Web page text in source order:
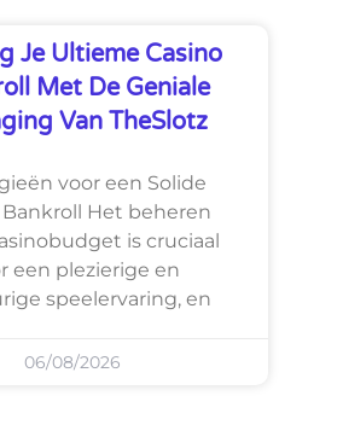
Je Ultieme Casino
Met De Geniale
Van TheSlotz
voor een Solide
Bankroll Het beheren
is cruciaal
een plezierige en
speelervaring, en
06/08/2026